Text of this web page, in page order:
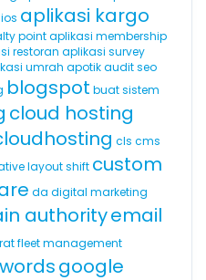
aplikasi kargo
pointaplikasi membership
restoran aplikasi survey
umrah apotikaudit seo
blogspot buat sistem
cloud hosting
cls cms
layout shift custom
da digital marketing
authorityemail
fleet management
google